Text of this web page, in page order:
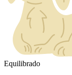
Equilibrado